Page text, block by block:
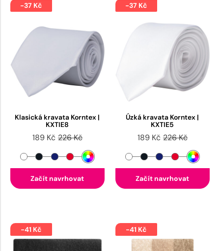
-37 Kč
Klasická kravata Korntex |
KXTIE8
189 Kč 226 Kč
Začít navrhovat
-37 Kč
Úzká kravata Korntex |
KXTIE5
189 Kč 226 Kč
Začít navrhovat
-41 Kč -41 Kč